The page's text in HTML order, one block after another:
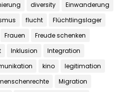
diversity
Einwanderung
flucht
Flüchtlingslager
Frauen
Freude schenken
Inklusion
Integration
kino
legitimation
Migration